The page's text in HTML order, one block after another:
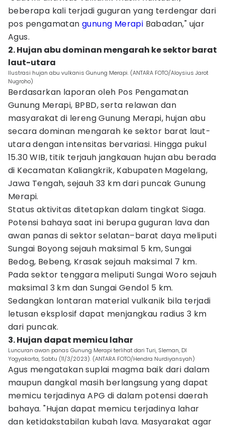
beberapa kali terjadi guguran yang terdengar dari
pos pengamatan gunung Merapi Babadan," ujar
Agus.
2. Hujan abu dominan mengarah ke sektor barat
laut-utara
Ilustrasi hujan abu vulkanis Gunung Merapi. (ANTARA FOTO/Aloysius Jarot
Nugroho)
Berdasarkan laporan oleh Pos Pengamatan
Gunung Merapi, BPBD, serta relawan dan
masyarakat di lereng Gunung Merapi, hujan abu
secara dominan mengarah ke sektor barat laut-
utara dengan intensitas bervariasi. Hingga pukul
15.30 WIB, titik terjauh jangkauan hujan abu berada
di Kecamatan Kaliangkrik, Kabupaten Magelang,
Jawa Tengah, sejauh 33 km dari puncak Gunung
Merapi.
Status aktivitas ditetapkan dalam tingkat Siaga.
Potensi bahaya saat ini berupa guguran lava dan
awan panas di sektor selatan–barat daya meliputi
Sungai Boyong sejauh maksimal 5 km, Sungai
Bedog, Bebeng, Krasak sejauh maksimal 7 km.
Pada sektor tenggara meliputi Sungai Woro sejauh
maksimal 3 km dan Sungai Gendol 5 km.
Sedangkan lontaran material vulkanik bila terjadi
letusan eksplosif dapat menjangkau radius 3 km
dari puncak.
3. Hujan dapat memicu lahar
Luncuran awan panas Gunung Merapi terlihat dari Turi, Sleman, DI
Yogyakarta, Sabtu (11/3/2023). (ANTARA FOTO/Hendra Nurdiyansyah)
Agus mengatakan suplai magma baik dari dalam
maupun dangkal masih berlangsung yang dapat
memicu terjadinya APG di dalam potensi daerah
bahaya. "Hujan dapat memicu terjadinya lahar
dan ketidakstabilan kubah lava. Masyarakat agar